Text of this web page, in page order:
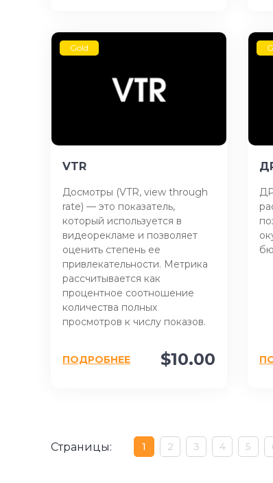
Gold
VTR
Досмотры (VTR, view through
rate) — это показатель,
который используется в
видеорекламе и позволяет
оценить степень ее
привлекательности. Метрика
рассчитывается как
процентное соотношение
количества полных
просмотров к числу показов.
$10.00
ПОДРОБНЕЕ
Страницы: 1 2 3 4 5